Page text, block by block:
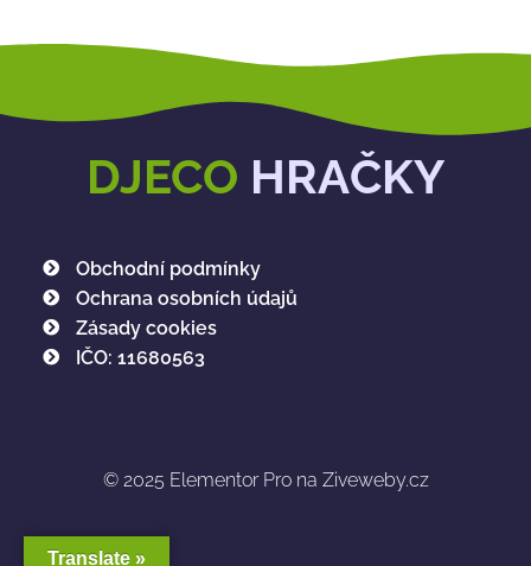
DJECO HRAČKY
Obchodní podmínky
Ochrana osobních údajů
Zásady cookies
IČO: 11680563
© 2025 Elementor Pro na Ziveweby.cz
Translate »